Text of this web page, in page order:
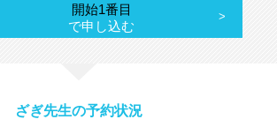
開始1番目
で申し込む
ざぎ先生の予約状況